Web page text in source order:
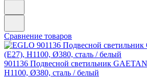
Сравнение товаров
901136 Подвесной светильник
H1100, Ø380, сталь / белый